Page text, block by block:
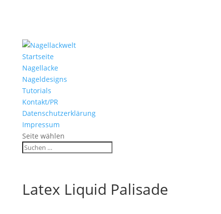
Startseite
Nagellacke
Nageldesigns
Tutorials
Kontakt/PR
Datenschutzerklärung
Impressum
Seite wählen
Latex Liquid Palisade